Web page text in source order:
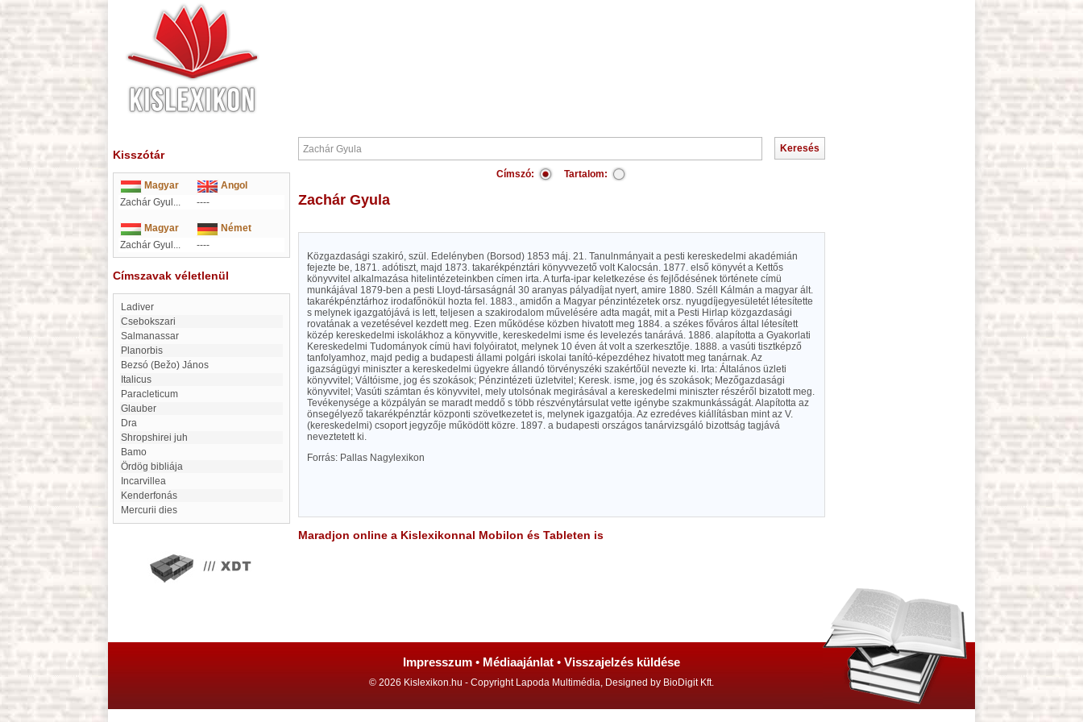
Kisszótár
Magyar
Angol
Zachár Gyul...
----
Magyar
Német
Zachár Gyul...
----
Címszavak véletlenül
Ladiver
Csebokszari
Salmanassar
Planorbis
Bezsó (Bežo) János
Italicus
Paracleticum
Glauber
Dra
Shropshirei juh
Bamo
Ördög bibliája
Incarvillea
Kenderfonás
Mercurii dies
Címszó: Tartalom:
Zachár Gyula
Közgazdasági szakiró, szül. Edelényben (Borsod) 1853 máj. 21. Tanulnmányait a pesti kereskedelmi akadémián
fejezte be, 1871. adótiszt, majd 1873. takarékpénztári könyvvezető volt Kalocsán. 1877. első könyvét a Kettős
könyvvitel alkalmazása hitelintézeteinkben címen irta. A turfa-ipar keletkezése és fejlődésének története címü
munkájával 1879-ben a pesti Lloyd-társaságnál 30 aranyas pályadíjat nyert, amire 1880. Széll Kálmán a magyar ált.
takarékpénztárhoz irodafőnökül hozta fel. 1883., amidőn a Magyar pénzintézetek orsz. nyugdíjegyesületét létesítette
s melynek igazgatójává is lett, teljesen a szakirodalom művelésére adta magát, mit a Pesti Hirlap közgazdasági
rovatának a vezetésével kezdett meg. Ezen működése közben hivatott meg 1884. a székes főváros által létesített
közép kereskedelmi iskolákhoz a könyvvitle, kereskedelmi isme és levelezés tanárává. 1886. alapította a Gyakorlati
Kereskedelmi Tudományok címü havi folyóiratot, melynek 10 éven át volt a szerkesztője. 1888. a vasúti tisztképző
tanfolyamhoz, majd pedig a budapesti állami polgári iskolai tanító-képezdéhez hivatott meg tanárnak. Az
igazságügyi miniszter a kereskedelmi ügyekre állandó törvényszéki szakértőül nevezte ki. Irta: Általános üzleti
könyvvitel; Váltóisme, jog és szokások; Pénzintézeti üzletvitel; Keresk. isme, jog és szokások; Mezőgazdasági
könyvvitel; Vasúti számtan és könyvvitel, mely utolsónak megirásával a kereskedelmi miniszter részéről bizatott meg.
Tevékenysége a közpályán se maradt meddő s több részvénytársulat vette igénybe szakmunkásságát. Alapította az
önsegélyező takarékpénztár központi szövetkezetet is, melynek igazgatója. Az ezredéves kiállításban mint az V.
(kereskedelmi) csoport jegyzője működött közre. 1897. a budapesti országos tanárvizsgáló bizottság tagjává
neveztetett ki.
Forrás: Pallas Nagylexikon
Maradjon online a Kislexikonnal Mobilon és Tableten is
Impresszum • Médiaajánlat • Visszajelzés küldése
© 2026 Kislexikon.hu - Copyright Lapoda Multimédia, Designed by BioDigit Kft.